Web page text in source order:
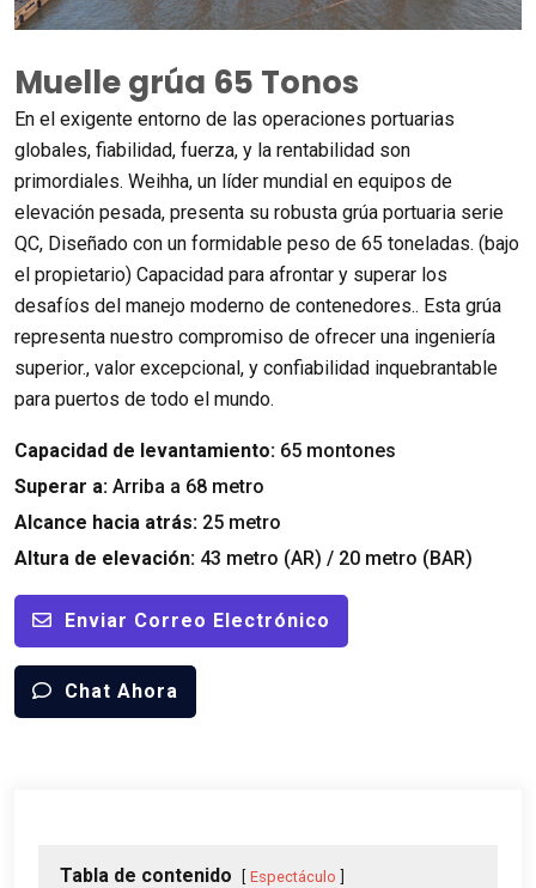
Muelle grúa 65 Tonos
En el exigente entorno de las operaciones portuarias
globales, fiabilidad, fuerza, y la rentabilidad son
primordiales. Weihha, un líder mundial en equipos de
elevación pesada, presenta su robusta grúa portuaria serie
QC, Diseñado con un formidable peso de 65 toneladas. (bajo
el propietario) Capacidad para afrontar y superar los
desafíos del manejo moderno de contenedores.. Esta grúa
representa nuestro compromiso de ofrecer una ingeniería
superior., valor excepcional, y confiabilidad inquebrantable
para puertos de todo el mundo.
Capacidad de levantamiento: 65 montones
Superar a: Arriba a 68 metro
Alcance hacia atrás: 25 metro
Altura de elevación: 43 metro (AR) / 20 metro (BAR)
Enviar Correo Electrónico
Chat Ahora
Tabla de contenido Espectáculo